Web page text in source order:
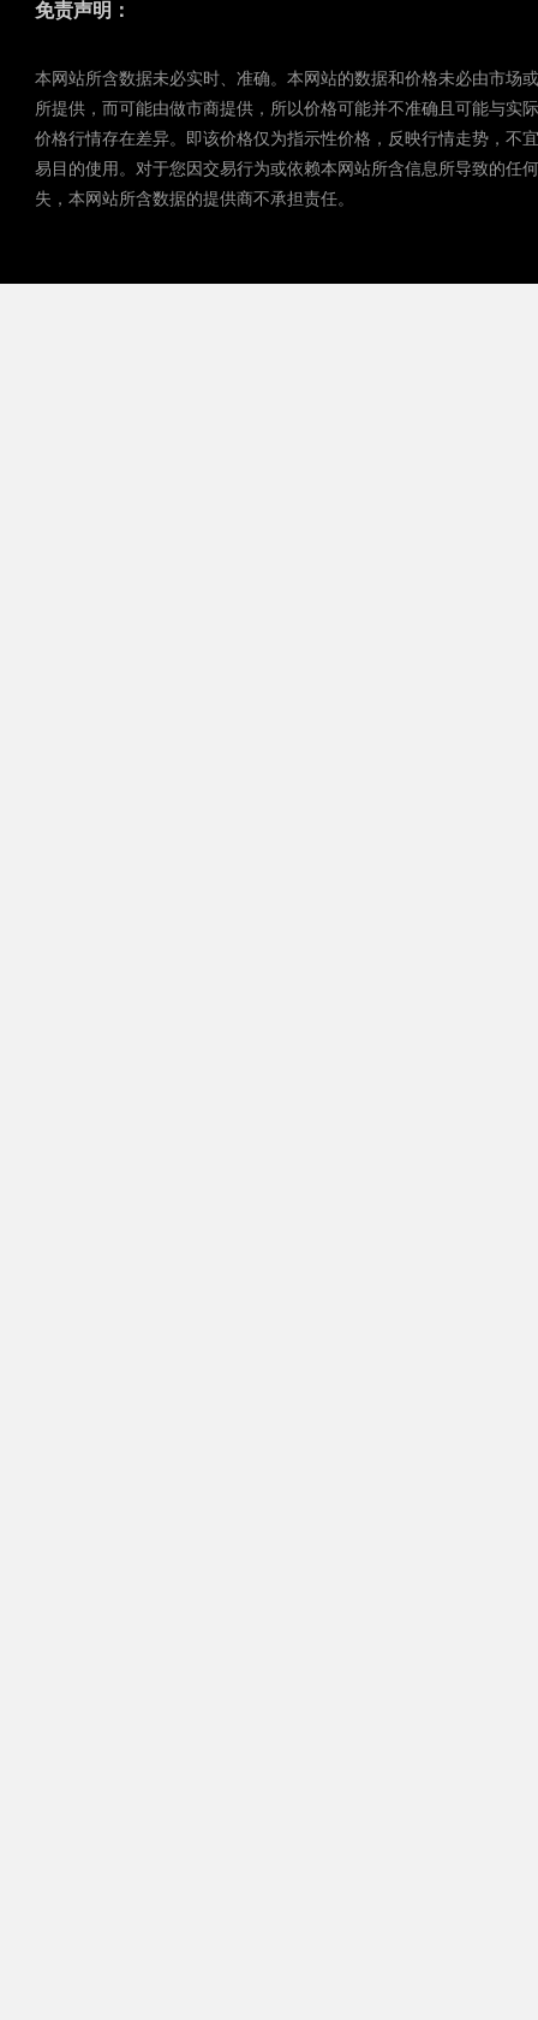
免责声明：
本网站所含数据未必实时、准确。本网站的数据和价格未必由市场
所提供，而可能由做市商提供，所以价格可能并不准确且可能与实
价格行情存在差异。即该价格仅为指示性价格，反映行情走势，不
易目的使用。对于您因交易行为或依赖本网站所含信息所导致的任
失，本网站所含数据的提供商不承担责任。